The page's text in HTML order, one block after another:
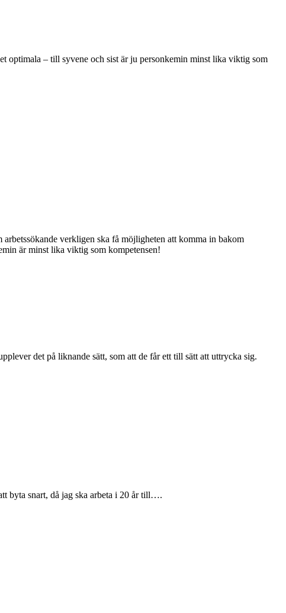
optimala – till syvene och sist är ju personkemin minst lika viktig som
verkligen ska få möjligheten att komma in bakom
är minst lika viktig som kompetensen!
det på liknande sätt, som att de får ett till sätt att uttrycka sig.
byta snart, då jag ska arbeta i 20 år till….